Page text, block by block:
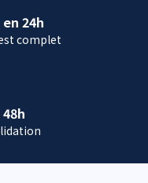
24h
complet